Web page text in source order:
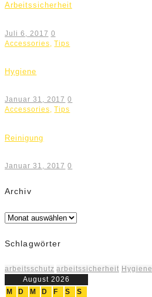
Arbeitssicherheit
Juli 6, 2017 0
Accessories ,Tips
Hygiene
Januar 31, 2017 0
Accessories,Tips
Reinigung
Januar 31, 2017 0
Archiv
Archiv
Schlagwörter
arbeitsschutz arbeitssicherheit Hygiene
August 2026
M
D M D F S
S